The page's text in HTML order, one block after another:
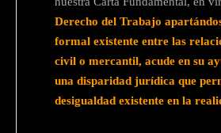
Derecho del Trabajo
formal existente entre las
civil o mercantil, acude en su
una disparidad jurídica que
desigualdad existente en la